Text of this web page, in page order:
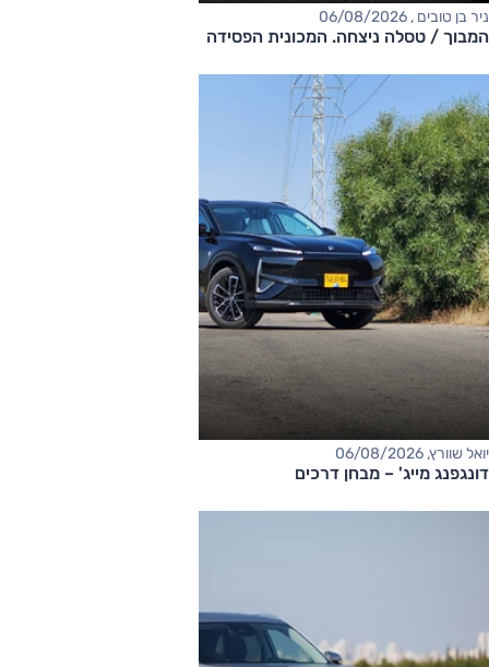
ניר בן טובים , 06/08/2026
המבוך / טסלה ניצחה. המכונית הפסידה
יואל שוורץ, 06/08/2026
דונגפנג מייג' – מבחן דרכים